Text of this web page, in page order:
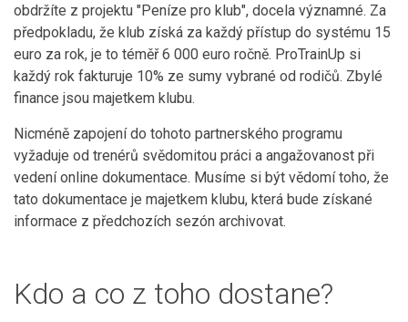
obdržíte z projektu "Peníze pro klub", docela významné. Za
předpokladu, že klub získá za každý přístup do systému 15
euro za rok, je to téměř 6 000 euro ročně. ProTrainUp si
každý rok fakturuje 10% ze sumy vybrané od rodičů. Zbylé
finance jsou majetkem klubu.
Nicméně zapojení do tohoto partnerského programu
vyžaduje od trenérů svědomitou práci a angažovanost při
vedení online dokumentace. Musíme si být vědomí toho, že
tato dokumentace je majetkem klubu, která bude získané
informace z předchozích sezón archivovat.
Kdo a co z toho dostane?